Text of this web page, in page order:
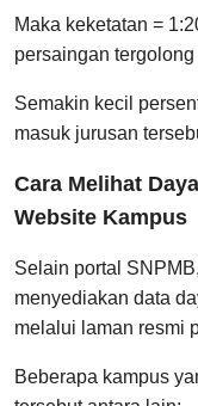
Maka keketatan =
persaingan
Semakin kecil
masuk jurusan
Cara Melihat
Website Kampus
Selain portal
menyediakan data
melalui laman resmi
Beberapa kampus